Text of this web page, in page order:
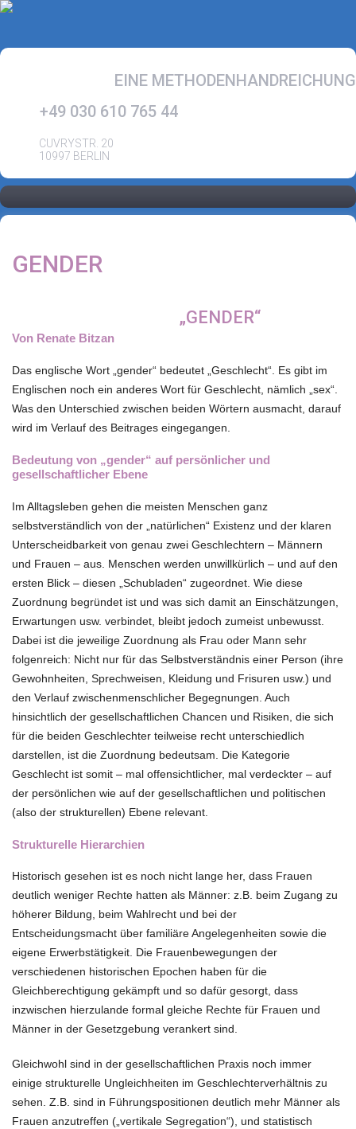
EINE METHODENHANDREICHUNG
+49 030 610 765 44
CUVRYSTR. 20
10997 BERLIN
GENDER
„GENDER“
Von Renate Bitzan
Das englische Wort „gender“ bedeutet „Geschlecht“. Es gibt im
Englischen noch ein anderes Wort für Geschlecht, nämlich „sex“.
Was den Unterschied zwischen beiden Wörtern ausmacht, darauf
wird im Verlauf des Beitrages eingegangen.
Bedeutung von „gender“ auf persönlicher und
gesellschaftlicher Ebene
Im Alltagsleben gehen die meisten Menschen ganz
selbstverständlich von der „natürlichen“ Existenz und der klaren
Unterscheidbarkeit von genau zwei Geschlechtern – Männern
und Frauen – aus. Menschen werden unwillkürlich – und auf den
ersten Blick – diesen „Schubladen“ zugeordnet. Wie diese
Zuordnung begründet ist und was sich damit an Einschätzungen,
Erwartungen usw. verbindet, bleibt jedoch zumeist unbewusst.
Dabei ist die jeweilige Zuordnung als Frau oder Mann sehr
folgenreich: Nicht nur für das Selbstverständnis einer Person (ihre
Gewohnheiten, Sprechweisen, Kleidung und Frisuren usw.) und
den Verlauf zwischenmenschlicher Begegnungen. Auch
hinsichtlich der gesellschaftlichen Chancen und Risiken, die sich
für die beiden Geschlechter teilweise recht unterschiedlich
darstellen, ist die Zuordnung bedeutsam. Die Kategorie
Geschlecht ist somit – mal offensichtlicher, mal verdeckter – auf
der persönlichen wie auf der gesellschaftlichen und politischen
(also der strukturellen) Ebene relevant.
Strukturelle Hierarchien
Historisch gesehen ist es noch nicht lange her, dass Frauen
deutlich weniger Rechte hatten als Männer: z.B. beim Zugang zu
höherer Bildung, beim Wahlrecht und bei der
Entscheidungsmacht über familiäre Angelegenheiten sowie die
eigene Erwerbstätigkeit. Die Frauenbewegungen der
verschiedenen historischen Epochen haben für die
Gleichberechtigung gekämpft und so dafür gesorgt, dass
inzwischen hierzulande formal gleiche Rechte für Frauen und
Männer in der Gesetzgebung verankert sind.
Gleichwohl sind in der gesellschaftlichen Praxis noch immer
einige strukturelle Ungleichheiten im Geschlechterverhältnis zu
sehen. Z.B. sind in Führungspositionen deutlich mehr Männer als
Frauen anzutreffen („vertikale Segregation“), und statistisch